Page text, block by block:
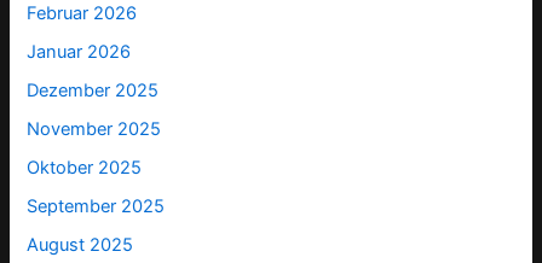
Februar 2026
Januar 2026
Dezember 2025
November 2025
Oktober 2025
September 2025
August 2025